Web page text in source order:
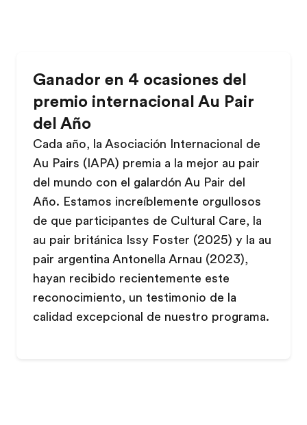
Ganador en 4 ocasiones del
premio internacional Au Pair
del Año
Cada año, la Asociación Internacional de
Au Pairs (IAPA) premia a la mejor au pair
del mundo con el galardón Au Pair del
Año. Estamos increíblemente orgullosos
de que participantes de Cultural Care, la
au pair británica Issy Foster (2025) y la au
pair argentina Antonella Arnau (2023),
hayan recibido recientemente este
reconocimiento, un testimonio de la
calidad excepcional de nuestro programa.